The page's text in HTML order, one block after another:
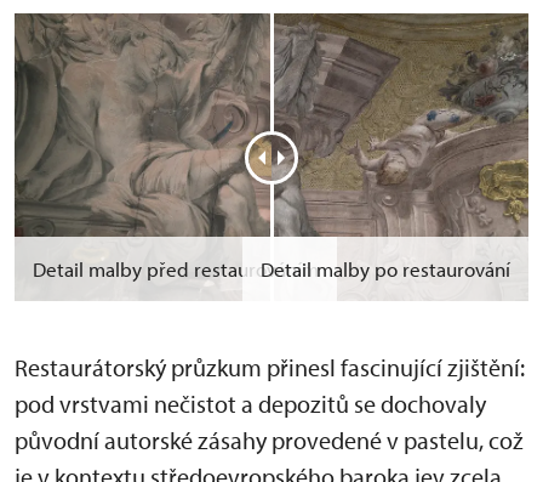
Detail malby před restaurovánímDetail malby po restaurování
Restaurátorský průzkum přinesl fascinující zjištění:
pod vrstvami nečistot a depozitů se dochovaly
původní autorské zásahy provedené v pastelu, což